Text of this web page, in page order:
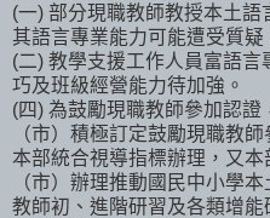
(一) 部分現職教師教授本土
其語言專業能力可能遭受質疑
(二) 教學支援工作人員富語
巧及班級經營能力待加強。
(四) 為鼓勵現職教師參加認
（市）積極訂定鼓勵現職教
本部統合視導指標辦理，又
（市）辦理推動國民中小學
教師初、進階研習及各類增